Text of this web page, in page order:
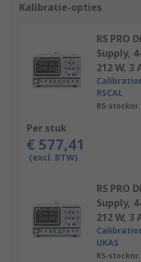
Kalibratie-opties
RS PRO
Supply,
212 W, 3
RSCAL
RS-stocknr.
Per stuk
€ 577,41
(excl. BTW)
RS PRO
Supply,
212 W, 3
UKAS
RS-stocknr.